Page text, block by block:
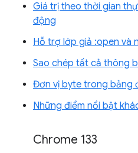
Giá trị theo thời gian
động
Hỗ trợ lớp giả :open và
Sao chép tất cả thông
Đơn vị byte trong bảng
Những điểm nổi bật
Chrome 133